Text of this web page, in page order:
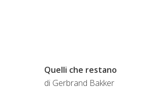
Quelli che restano
di Gerbrand Bakker